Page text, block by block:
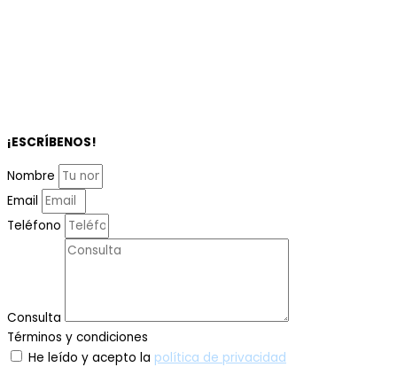
¡ESCRÍBENOS!
Nombre
Email
Teléfono
Consulta
Términos y condiciones
He leído y acepto la política de privacidad